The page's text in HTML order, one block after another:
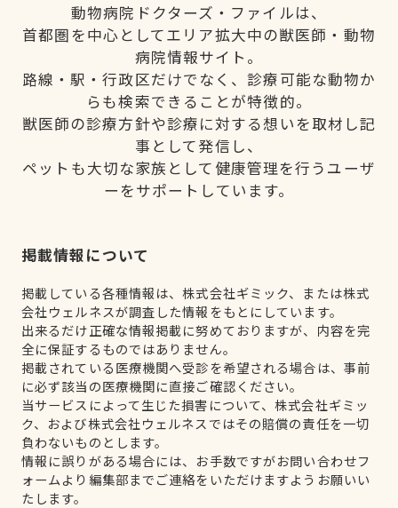
動物病院ドクターズ・ファイルは、
首都圏を中心としてエリア拡大中の獣医師・動物
病院情報サイト。
路線・駅・行政区だけでなく、診療可能な動物か
らも検索できることが特徴的。
獣医師の診療方針や診療に対する想いを取材し記
事として発信し、
ペットも大切な家族として健康管理を行うユーザ
ーをサポートしています。
掲載情報について
掲載している各種情報は、株式会社ギミック、または株式
会社ウェルネスが調査した情報をもとにしています。
出来るだけ正確な情報掲載に努めておりますが、内容を完
全に保証するものではありません。
掲載されている医療機関へ受診を希望される場合は、事前
に必ず該当の医療機関に直接ご確認ください。
当サービスによって生じた損害について、株式会社ギミッ
ク、および株式会社ウェルネスではその賠償の責任を一切
負わないものとします。
情報に誤りがある場合には、お手数ですがお問い合わせフ
ォームより編集部までご連絡をいただけますようお願いい
たします。